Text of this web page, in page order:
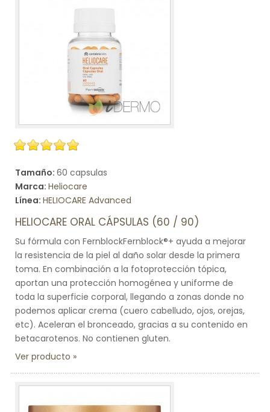
Tamaño: 60 capsulas
Marca: Heliocare
Línea: HELIOCARE Advanced
HELIOCARE ORAL CÁPSULAS (60 / 90)
Su fórmula con FernblockFernblock®+ ayuda a mejorar
la resistencia de la piel al daño solar desde la primera
toma. En combinación a la fotoprotección tópica,
aportan una protección homogénea y uniforme de
toda la superficie corporal, llegando a zonas donde no
podemos aplicar crema (cuero cabelludo, ojos, orejas,
etc). Aceleran el bronceado, gracias a su contenido en
betacarotenos. No contienen gluten.
Ver producto